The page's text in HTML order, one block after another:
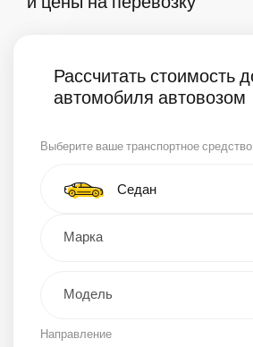
Рассчитать стоимость
автомобиля автовозом
Выберите ваше транспортное средство
Тип автомобиля
Седан
Кроссовер
Направление